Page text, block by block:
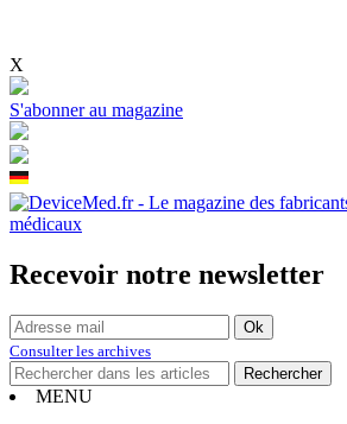
X
S'abonner au magazine
Recevoir notre newsletter
Consulter les archives
MENU